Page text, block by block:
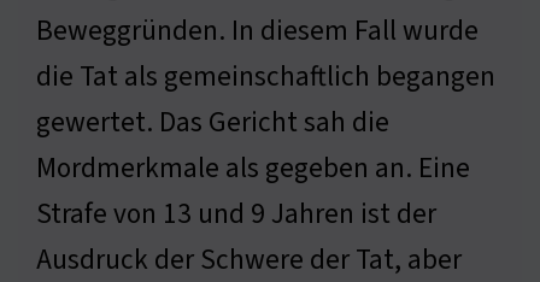
Beweggründen. In diesem Fall wurde
die Tat als gemeinschaftlich begangen
gewertet. Das Gericht sah die
Mordmerkmale als gegeben an. Eine
Strafe von 13 und 9 Jahren ist der
Ausdruck der Schwere der Tat, aber